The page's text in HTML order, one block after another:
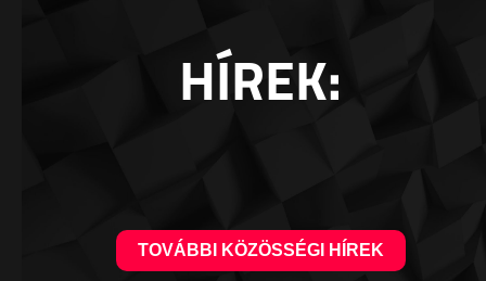
HÍREK:
TOVÁBBI KÖZÖSSÉGI HÍREK